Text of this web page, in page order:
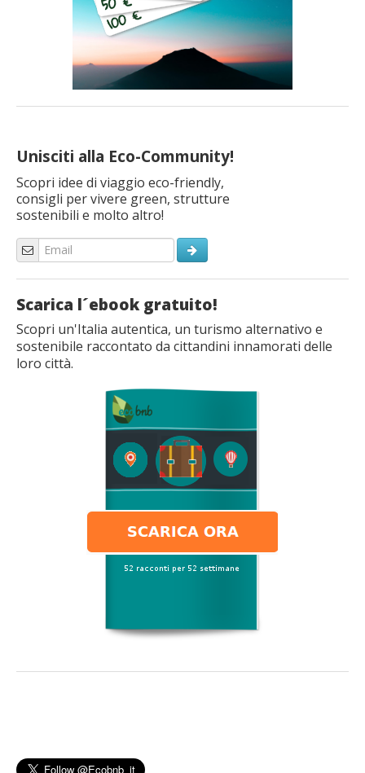
Unisciti alla Eco-Community!
Scopri idee di viaggio eco-friendly,
consigli per vivere green, strutture
sostenibili e molto altro!
Scarica l´ebook gratuito!
Scopri un'Italia autentica, un turismo alternativo e
sostenibile raccontato da cittandini innamorati delle
loro città.